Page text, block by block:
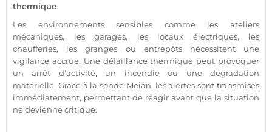
thermique.
Les environnements sensibles comme les ateliers
mécaniques, les garages, les locaux électriques, les
chaufferies, les granges ou entrepôts nécessitent une
vigilance accrue. Une défaillance thermique peut provoquer
un arrêt d’activité, un incendie ou une dégradation
matérielle. Grâce à la sonde Meian, les alertes sont transmises
immédiatement, permettant de réagir avant que la situation
ne devienne critique.